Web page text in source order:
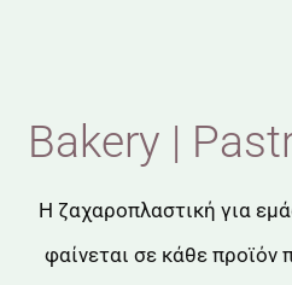
Bakery |
Η ζαχαροπλαστική για
φαίνεται σε κάθε